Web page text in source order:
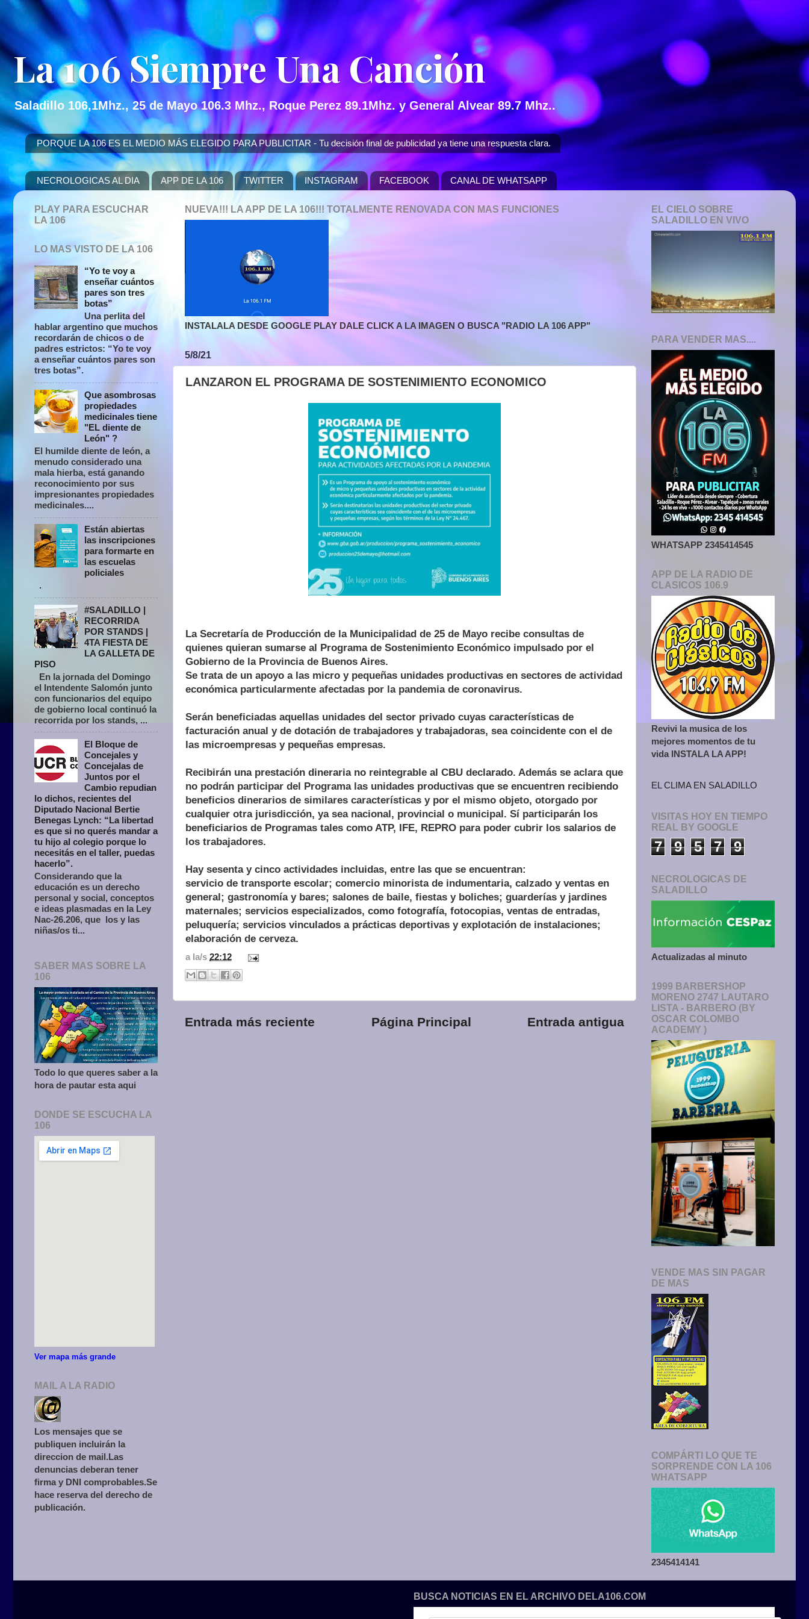
La 106 Siempre Una Canción
Saladillo 106,1Mhz., 25 de Mayo 106.3 Mhz., Roque Perez 89.1Mhz. y General Alvear 89.7 Mhz..
PORQUE LA 106 ES EL MEDIO MÁS ELEGIDO PARA PUBLICITAR - Tu decisión final de publicidad ya tiene una respuesta clara.
NECROLOGICAS AL DIA APP DE LA 106 TWITTER INSTAGRAM FACEBOOK CANAL DE WHATSAPP
NUEVA!!! LA APP DE LA 106!!! TOTALMENTE RENOVADA CON MAS FUNCIONES
INSTALALA DESDE GOOGLE PLAY DALE CLICK A LA IMAGEN O BUSCA "RADIO LA 106 APP"
5/8/21
LANZARON EL PROGRAMA DE SOSTENIMIENTO ECONOMICO
La Secretaría de Producción de la Municipalidad de 25 de Mayo recibe consultas de
quienes quieran sumarse al Programa de Sostenimiento Económico impulsado por el
Gobierno de la Provincia de Buenos Aires.
Se trata de un apoyo a las micro y pequeñas unidades productivas en sectores de actividad
económica particularmente afectadas por la pandemia de coronavirus.
Serán beneficiadas aquellas unidades del sector privado cuyas características de
facturación anual y de dotación de trabajadores y trabajadoras, sea coincidente con el de
las microempresas y pequeñas empresas.
Recibirán una prestación dineraria no reintegrable al CBU declarado. Además se aclara que
no podrán participar del Programa las unidades productivas que se encuentren recibiendo
beneficios dinerarios de similares características y por el mismo objeto, otorgado por
cualquier otra jurisdicción, ya sea nacional, provincial o municipal. Sí participarán los
beneficiarios de Programas tales como ATP, IFE, REPRO para poder cubrir los salarios de
los trabajadores.
Hay sesenta y cinco actividades incluidas, entre las que se encuentran:
servicio de transporte escolar; comercio minorista de indumentaria, calzado y ventas en
general; gastronomía y bares; salones de baile, fiestas y boliches; guarderías y jardines
maternales; servicios especializados, como fotografía, fotocopias, ventas de entradas,
peluquería; servicios vinculados a prácticas deportivas y explotación de instalaciones;
elaboración de cerveza.
a la/s 22:12
Entrada más reciente Entrada antigua
Página Principal
PLAY PARA ESCUCHAR
LA 106
LO MAS VISTO DE LA 106
“Yo te voy a
enseñar cuántos
pares son tres
botas”
Una perlita del
hablar argentino que muchos
recordarán de chicos o de
padres estrictos: “Yo te voy
a enseñar cuántos pares son
tres botas”.
Que asombrosas
propiedades
medicinales tiene
"EL diente de
León" ?
El humilde diente de león, a
menudo considerado una
mala hierba, está ganando
reconocimiento por sus
impresionantes propiedades
medicinales....
Están abiertas
las inscripciones
para formarte en
las escuelas
policiales
.
#SALADILLO |
RECORRIDA
POR STANDS |
4TA FIESTA DE
LA GALLETA DE
PISO
En la jornada del Domingo
el Intendente Salomón junto
con funcionarios del equipo
de gobierno local continuó la
recorrida por los stands, ...
El Bloque de
Concejales y
Concejalas de
Juntos por el
Cambio repudian
lo dichos, recientes del
Diputado Nacional Bertie
Benegas Lynch: “La libertad
es que si no querés mandar a
tu hijo al colegio porque lo
necesitás en el taller, puedas
hacerlo”.
Considerando que la
educación es un derecho
personal y social, conceptos
e ideas plasmadas en la Ley
Nac-26.206, que los y las
niñas/os ti...
SABER MAS SOBRE LA
106
Todo lo que queres saber a la
hora de pautar esta aqui
DONDE SE ESCUCHA LA
106
Ver mapa más grande
MAIL A LA RADIO
Los mensajes que se
publiquen incluirán la
direccion de mail.Las
denuncias deberan tener
firma y DNI comprobables.Se
hace reserva del derecho de
publicación.
EL CIELO SOBRE
SALADILLO EN VIVO
PARA VENDER MAS....
WHATSAPP 2345414545
APP DE LA RADIO DE
CLASICOS 106.9
Revivi la musica de los
mejores momentos de tu
vida INSTALA LA APP!
EL CLIMA EN SALADILLO
VISITAS HOY EN TIEMPO
REAL BY GOOGLE
7 9 5 7 9
NECROLOGICAS DE
SALADILLO
Actualizadas al minuto
1999 BARBERSHOP
MORENO 2747 LAUTARO
LISTA - BARBERO (BY
OSCAR COLOMBO
ACADEMY )
VENDE MAS SIN PAGAR
DE MAS
COMPÁRTI LO QUE TE
SORPRENDE CON LA 106
WHATSAPP
2345414141
BUSCA NOTICIAS EN EL ARCHIVO DELA106.COM